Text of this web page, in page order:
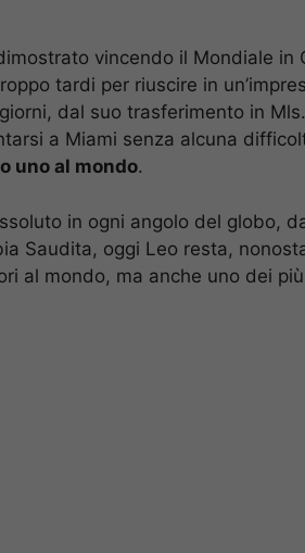
vincendo il Mondiale
tardi per riuscire in
dal suo trasferimento in
a Miami senza alcuna
uno al mondo.
in ogni angolo del globo,
Saudita, oggi Leo resta,
al mondo, ma anche uno dei